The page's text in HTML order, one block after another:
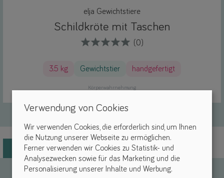
elja Gewichtstiere
Schildkröte mit Taschen
(0)
3.5 kg Gewichtstier handgefertigt
Körperwahrnehmung
Weitere Produkte
Verwendung von Cookies
Wir verwenden Cookies, die erforderlich sind, um Ihnen
die Nutzung unserer Webseite zu ermöglichen.
Ferner verwenden wir Cookies zu Statistik- und
Analysezwecken sowie für das Marketing und die
Personalisierung unserer Inhalte und Werbung.